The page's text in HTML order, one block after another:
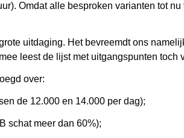
Omdat alle besproken varianten tot
uitdaging. Het bevreemdt ons
leest de lijst met uitgangspunten
over:
de 12.000 en 14.000 per dag);
schat meer dan 60%);